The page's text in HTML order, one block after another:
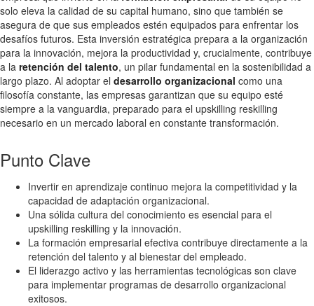
solo eleva la calidad de su capital humano, sino que también se
asegura de que sus empleados estén equipados para enfrentar los
desafíos futuros. Esta inversión estratégica prepara a la organización
para la innovación, mejora la productividad y, crucialmente, contribuye
a la retención del talento, un pilar fundamental en la sostenibilidad a
largo plazo. Al adoptar el desarrollo organizacional como una
filosofía constante, las empresas garantizan que su equipo esté
siempre a la vanguardia, preparado para el upskilling reskilling
necesario en un mercado laboral en constante transformación.
Punto Clave
Invertir en aprendizaje continuo mejora la competitividad y la
capacidad de adaptación organizacional.
Una sólida cultura del conocimiento es esencial para el
upskilling reskilling y la innovación.
La formación empresarial efectiva contribuye directamente a la
retención del talento y al bienestar del empleado.
El liderazgo activo y las herramientas tecnológicas son clave
para implementar programas de desarrollo organizacional
exitosos.